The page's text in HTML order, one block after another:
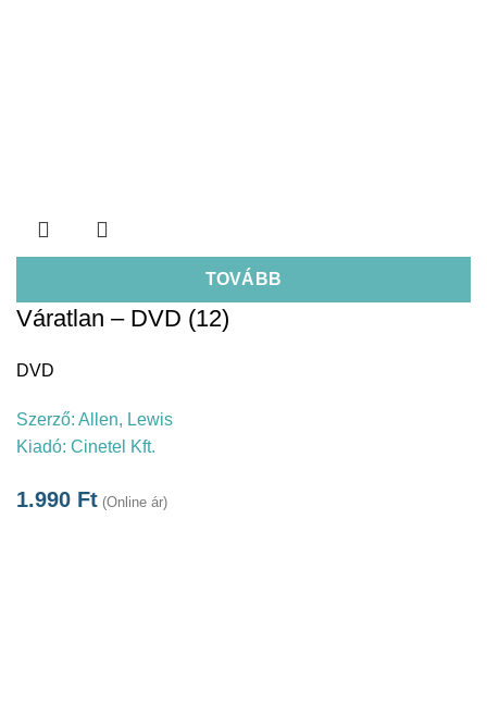
TOVÁBB
Váratlan – DVD (12)
DVD
Szerző: Allen, Lewis
Kiadó: Cinetel Kft.
1.990 Ft (Online ár)